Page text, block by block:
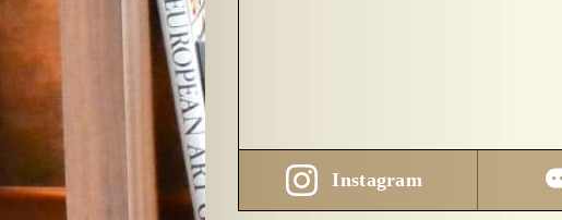
Instagram